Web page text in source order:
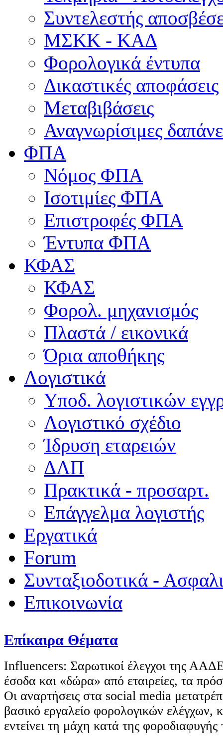
Συντελεστής
ΜΣKΚ - ΚΑΔ
Φορολογικά έντυπα
Δικαστικές αποφάσεις
Μεταβιβάσεις
Αναγνωρίσιμες
ΦΠΑ
Νόμος ΦΠΑ
Ισοτιμίες ΦΠΑ
Επιστροφές ΦΠΑ
Έντυπα ΦΠΑ
ΚΦΑΣ
ΚΦΑΣ
Φορολ. μηχανισμός
Πλαστά / εικονικά
Όρια αποθήκης
Λογιστικά
Υποδ. λογιστικών
Λογιστικό σχέδιο
Ίδρυση εταρειών
ΔΛΠ
Πρακτικά - προσαρτ.
Επάγγελμα λογιστής
Εργατικά
Forum
Συνταξιοδοτικά -
Επικοινωνία
Επίκαιρα Θέματα
Influencers: Σαρωτικοί έλεγχοι της
έσοδα και «δώρα» από εταιρείες, τα
Οι αναρτήσεις στα social media
βασικό εργαλείο φορολογικών
εντείνει τη μάχη κατά της